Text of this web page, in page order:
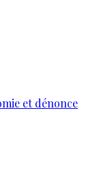
et dénonce